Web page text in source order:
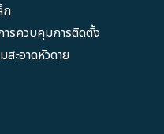
ก
ารควบคุมการติดตั้ง
สะอาดหัวดาย